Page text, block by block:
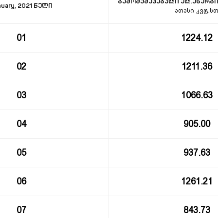
2021 წელი
გამომუშავებული
ათასი კვტ.სთ
01 1224.12
02 1211.36
03 1066.63
04 905.00
05 937.63
06 1261.21
07 843.73